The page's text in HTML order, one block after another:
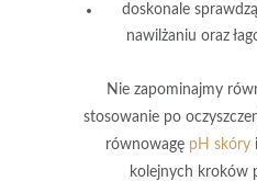
doskonale
nawilżaniu oraz
Nie zapominajmy
stosowanie po
równowagę pH skóry
kolejnych kroków